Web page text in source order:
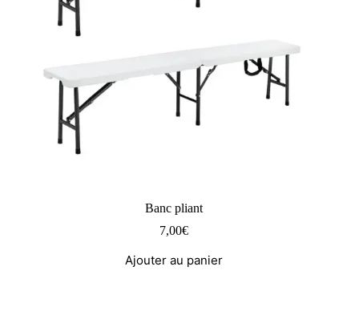
Banc pliant
7,00€
Ajouter au panier